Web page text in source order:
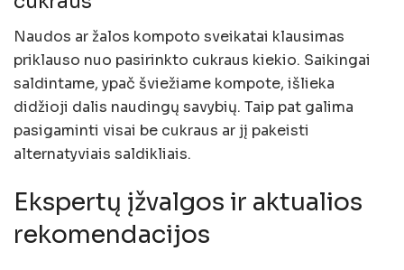
Naudos ar žalos kompoto sveikatai klausimas
priklauso nuo pasirinkto cukraus kiekio. Saikingai
saldintame, ypač šviežiame kompote, išlieka
didžioji dalis naudingų savybių. Taip pat galima
pasigaminti visai be cukraus ar jį pakeisti
alternatyviais saldikliais.
Ekspertų įžvalgos ir aktualios
rekomendacijos